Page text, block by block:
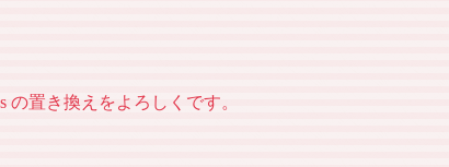
の置き換えをよろしくです。